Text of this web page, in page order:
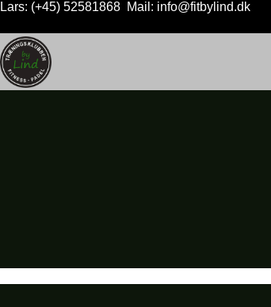
Lars: (+45) 52581868 Mail: info@fitbylind.dk